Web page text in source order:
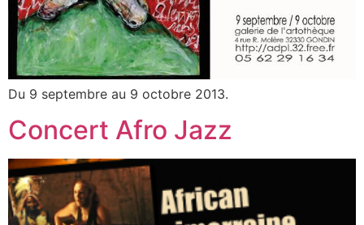
Du 9 septembre au 9 octobre 2013.
Concert Afro Jazz